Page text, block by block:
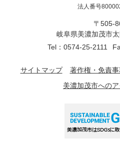
法人番号
〒505-
岐阜県美濃加茂市
Tel：0574-25-2111
サイトマップ 著作権・免責
美濃加茂市への